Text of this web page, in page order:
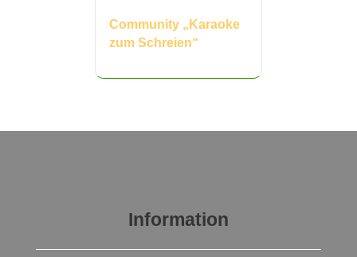
Community „Karaoke
zum Schreien“
Information